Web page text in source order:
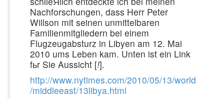
Nachforschungen, dass Herr Peter
Willson mit seinen unmittelbaren
Familienmitgliedern bei einem
Flugzeugabsturz in Libyen am 12. Mai
2010 ums Leben kam. Unten ist ein Link
fьr Sie Aussicht [!].
http://www.nytimes.com/2010/05/13/world
/middleeast/13libya.html